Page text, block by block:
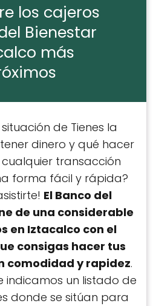
los cajeros
Bienestar
más
de Tienes la
dinero y qué hacer
transacción
forma fácil y rápida?
El Banco del
de una considerable
en Iztacalco con el
consigas hacer tus
comodidad y rapidez.
indicamos un listado de
donde se sitúan para